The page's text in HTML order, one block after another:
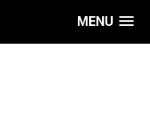
MENU